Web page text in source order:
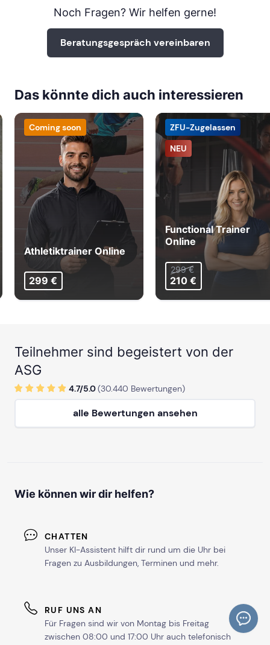
Noch Fragen? Wir helfen gerne!
Beratungsgespräch vereinbaren
Das könnte dich auch interessieren
Coming soon
Athletiktrainer Online
299 €
NEU
ZFU-Zugelassen
Functional Trainer
Online
299 €
210 €
Teilnehmer sind begeistert von der
ASG
4.7/5.0(30.440 Bewertungen)
alle Bewertungen ansehen
Wie können wir dir helfen?
CHATTEN
Unser KI-Assistent hilft dir rund um die Uhr bei
Fragen zu Ausbildungen, Terminen und mehr.
RUF UNS AN
Für Fragen sind wir von Montag bis Freitag
zwischen 08:00 und 17:00 Uhr auch telefonisch